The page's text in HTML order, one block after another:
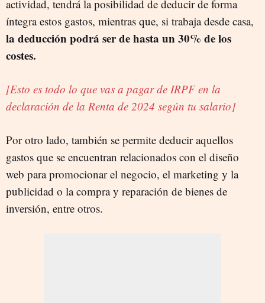
actividad, tendrá la posibilidad de deducir de forma
íntegra estos gastos, mientras que, si trabaja desde casa,
la deducción podrá ser de hasta un 30% de los
costes.
[Esto es todo lo que vas a pagar de IRPF en la
declaración de la Renta de 2024 según tu salario]
Por otro lado, también se permite deducir aquellos
gastos que se encuentran relacionados con el diseño
web para promocionar el negocio, el marketing y la
publicidad o la compra y reparación de bienes de
inversión, entre otros.